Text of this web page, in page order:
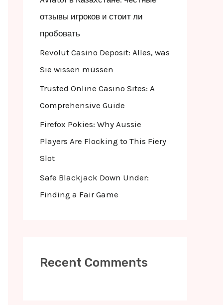
отзывы игроков и стоит ли
пробовать
Revolut Casino Deposit: Alles, was
Sie wissen müssen
Trusted Online Casino Sites: A
Comprehensive Guide
Firefox Pokies: Why Aussie
Players Are Flocking to This Fiery
Slot
Safe Blackjack Down Under:
Finding a Fair Game
Recent Comments